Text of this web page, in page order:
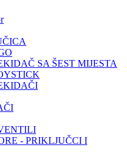
SA ŠEST MIJESTA
- PRIKLJUČCI I